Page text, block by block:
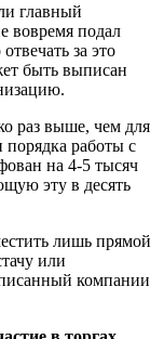
главный
вовремя подал
за это
быть выписан
раз выше, чем для
работы с
на 4-5 тысяч
эту в десять
лишь прямой
или
компании